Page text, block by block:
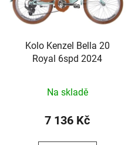
Kolo Kenzel Bella 20
Royal 6spd 2024
Na skladě
7 136 Kč